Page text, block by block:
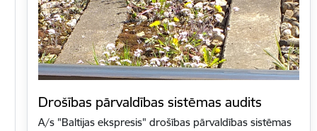
Drošības pārvaldības sistēmas audits
A/s "Baltijas ekspresis" drošības pārvaldības sistēmas